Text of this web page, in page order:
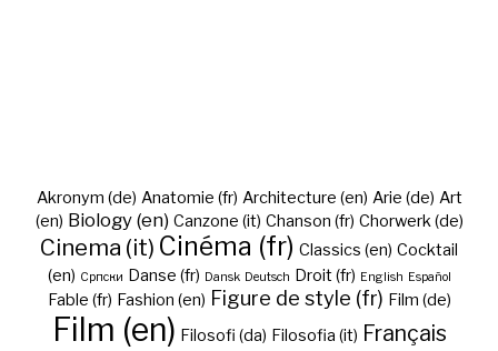
Akronym (de) Anatomie (fr) Architecture (en) Arie (de) Art
(en) Biology (en) Canzone (it) Chanson (fr) Chorwerk (de)
Cinema (it) Cinéma (fr) Classics (en) Cocktail
(en) Cрпски Danse (fr) Dansk Deutsch Droit (fr) English Español
Fable (fr) Fashion (en) Figure de style (fr) Film (de)
Film (en) Filosofi (da) Filosofia (it) Français